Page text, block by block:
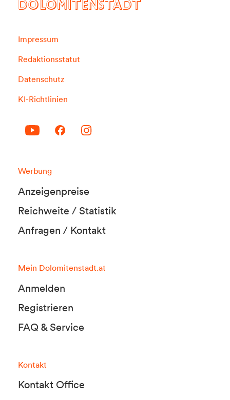
DOLOMITENSTADT
Impressum
Redaktionsstatut
Datenschutz
KI-Richtlinien
Werbung
Anzeigenpreise
Reichweite / Statistik
Anfragen / Kontakt
Mein Dolomitenstadt.at
Anmelden
Registrieren
FAQ & Service
Kontakt
Kontakt Office